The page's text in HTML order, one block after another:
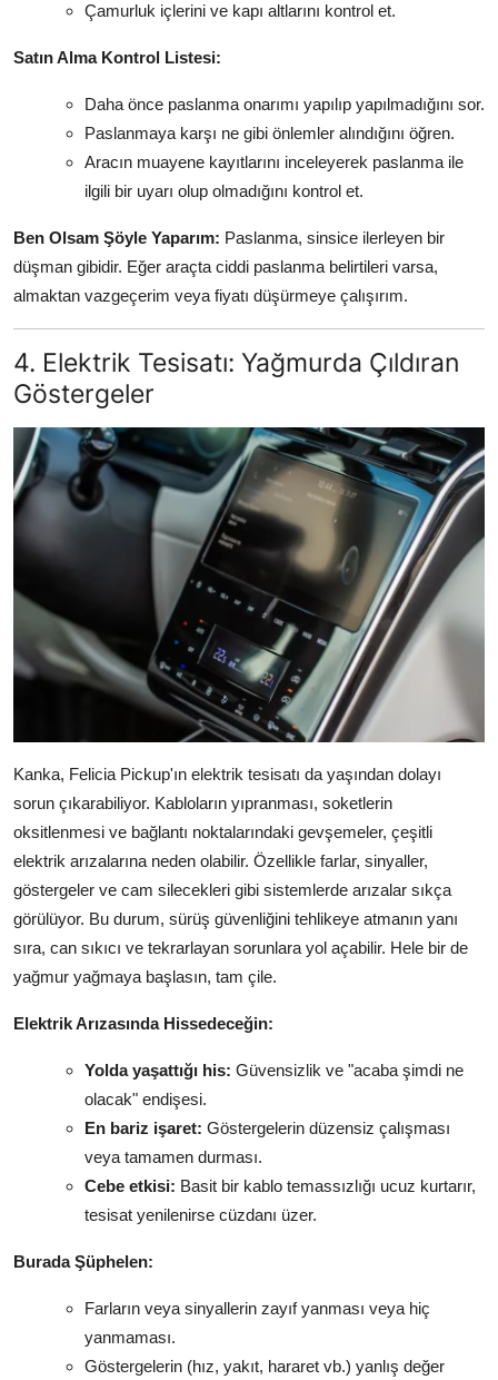
Çamurluk içlerini ve kapı altlarını kontrol et.
Satın Alma Kontrol Listesi:
Daha önce paslanma onarımı yapılıp yapılmadığını sor.
Paslanmaya karşı ne gibi önlemler alındığını öğren.
Aracın muayene kayıtlarını inceleyerek paslanma ile
ilgili bir uyarı olup olmadığını kontrol et.
Ben Olsam Şöyle Yaparım: Paslanma, sinsice ilerleyen bir
düşman gibidir. Eğer araçta ciddi paslanma belirtileri varsa,
almaktan vazgeçerim veya fiyatı düşürmeye çalışırım.
4. Elektrik Tesisatı: Yağmurda Çıldıran
Göstergeler
Kanka, Felicia Pickup'ın elektrik tesisatı da yaşından dolayı
sorun çıkarabiliyor. Kabloların yıpranması, soketlerin
oksitlenmesi ve bağlantı noktalarındaki gevşemeler, çeşitli
elektrik arızalarına neden olabilir. Özellikle farlar, sinyaller,
göstergeler ve cam silecekleri gibi sistemlerde arızalar sıkça
görülüyor. Bu durum, sürüş güvenliğini tehlikeye atmanın yanı
sıra, can sıkıcı ve tekrarlayan sorunlara yol açabilir. Hele bir de
yağmur yağmaya başlasın, tam çile.
Elektrik Arızasında Hissedeceğin:
Yolda yaşattığı his: Güvensizlik ve "acaba şimdi ne
olacak" endişesi.
En bariz işaret: Göstergelerin düzensiz çalışması
veya tamamen durması.
Cebe etkisi: Basit bir kablo temassızlığı ucuz kurtarır,
tesisat yenilenirse cüzdanı üzer.
Burada Şüphelen:
Farların veya sinyallerin zayıf yanması veya hiç
yanmaması.
Göstergelerin (hız, yakıt, hararet vb.) yanlış değer